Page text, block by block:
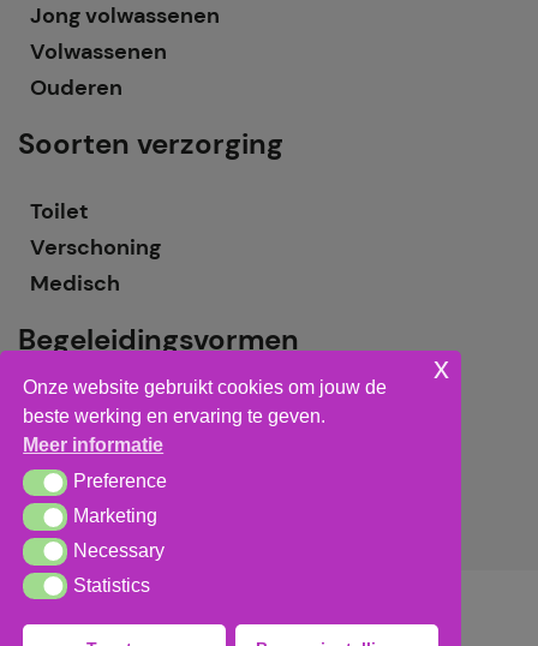
Jong volwassenen
Volwassenen
Ouderen
Soorten verzorging
Toilet
Verschoning
Medisch
Begeleidingsvormen
Grote groepsbegeleiding
Kleine groepsbegeleiding
Individuele begeleiding
cookieverklaring
Onze website gebruikt cookies om jouw de
beste werking en ervaring te geven.
Meer informatie
PreferencePreference
MarketingMarketing
NecessaryNecessary
StatisticsStatistics
x